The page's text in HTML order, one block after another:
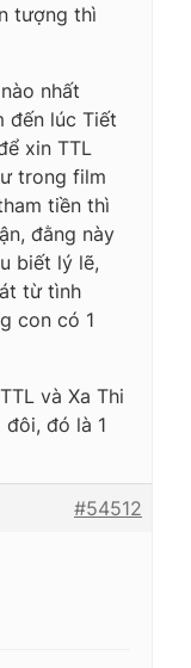
tượng thì
nhất
đến lúc Tiết
xin TTL
trong film
tiền thì
đằng này
biết lý lẽ,
từ tình
con có 1
và Xa Thi
đó là 1
#54512